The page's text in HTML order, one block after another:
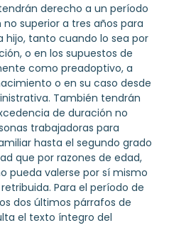
derecho a un período
superior a tres años para
tanto cuando lo sea por
o en los supuestos de
como preadoptivo, a
o en su caso desde
También tendrán
de duración no
trabajadoras para
hasta el segundo grado
que por razones de edad,
pueda valerse por sí mismo
Para el período de
dos últimos párrafos de
el texto íntegro del